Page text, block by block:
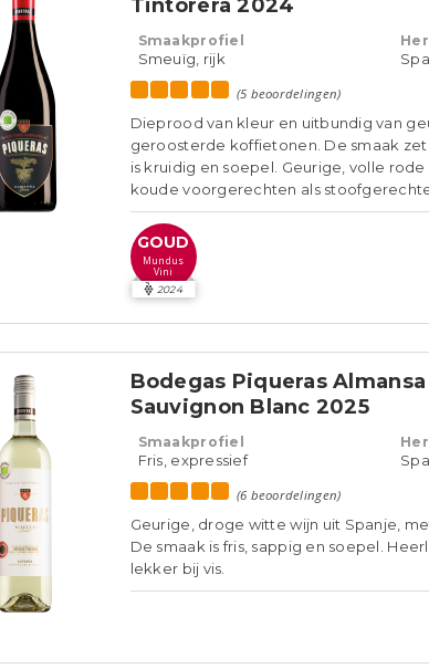
Tintorera 2024
Smaakprofiel
Smeuïg, rijk
(5 beoordelingen)
Dieprood van kleur en uitbundig van
geroosterde koffietonen. De smaak
is kruidig en soepel. Geurige, volle
koude voorgerechten als
GOUD
Mundus
Vini
2024
Bodegas Piqueras
Sauvignon Blanc 2025
Smaakprofiel
Fris, expressief
(6 beoordelingen)
Geurige, droge witte wijn uit Spanje,
De smaak is fris, sappig en soepel.
lekker bij vis.